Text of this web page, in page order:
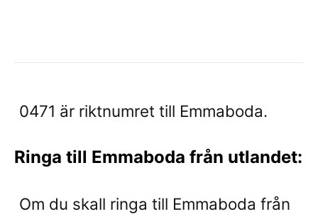
0471 är riktnumret till Emmaboda.
Ringa till Emmaboda från utlandet:
Om du skall ringa till Emmaboda från